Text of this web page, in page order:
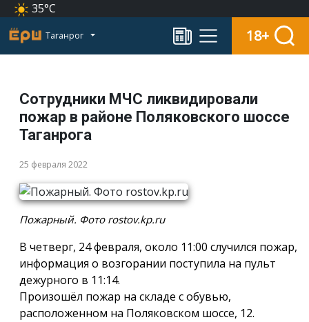
35°C
Таганрог 18+
Сотрудники МЧС ликвидировали
пожар в районе Поляковского шоссе
Таганрога
25 февраля 2022
Пожарный. Фото rostov.kp.ru
В четверг, 24 февраля, около 11:00 случился пожар,
информация о возгорании поступила на пульт
дежурного в 11:14.
Произошёл пожар на складе с обувью,
расположенном на Поляковском шоссе, 12.